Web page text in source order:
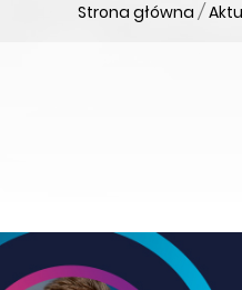
Strona główna /